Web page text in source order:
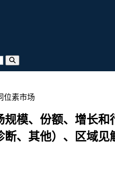
位素市场
规模、份额、增长
、其他）、区域见